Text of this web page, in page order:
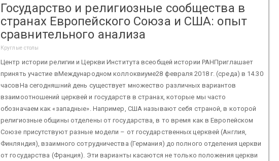
Государство и религиозные сообщества в
странах Европейского Союза и США: опыт
сравнительного анализа
Круглые столы
Центр истории религии и Церкви Института всеобщей истории РАНПриглашает
принять участие вМеждународном коллоквиуме28 февраля 2018 г. (среда) в 14.30
часовНа сегодняшний день существует множество различных вариантов
взаимоотношений церквей и государств в странах, которые мы часто
обозначаем как «западные». Например, США называют себя страной, в которой
религиозные общины отделены от государства, в то время как в Европейском
Союзе присутствуют разные модели – от государственных церквей (Англия,
Финляндия), взаимного сотрудничества (Германия) до полного отделения церкви
от государства (Франция). Эти варианты касаются не только положения церкви